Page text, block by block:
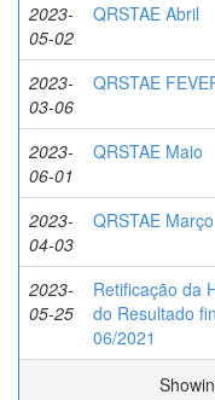
2023-
05-02
QRSTAE Abril
2023-
03-06
QRSTAE
2023-
06-01
QRSTAE Maio
2023-
04-03
QRSTAE Março
2023-
05-25
Retificação da
do Resultado
06/2021